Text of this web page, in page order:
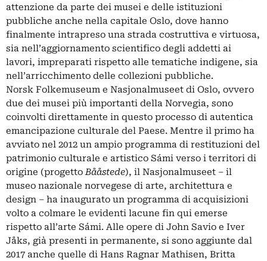
attenzione da parte dei musei e delle istituzioni
pubbliche anche nella capitale Oslo, dove hanno
finalmente intrapreso una strada costruttiva e virtuosa,
sia nell’aggiornamento scientifico degli addetti ai
lavori, impreparati rispetto alle tematiche indigene, sia
nell’arricchimento delle collezioni pubbliche.
Norsk Folkemuseum e Nasjonalmuseet di Oslo, ovvero
due dei musei più importanti della Norvegia, sono
coinvolti direttamente in questo processo di autentica
emancipazione culturale del Paese. Mentre il primo ha
avviato nel 2012 un ampio programma di restituzioni del
patrimonio culturale e artistico Sámi verso i territori di
origine (progettoBååstede), il Nasjonalmuseet – il
museo nazionale norvegese di arte, architettura e
design – ha inaugurato un programma di acquisizioni
volto a colmare le evidenti lacune fin qui emerse
rispetto all’arte Sámi. Alle opere di John Savio e Iver
Jåks, già presenti in permanente, si sono aggiunte dal
2017 anche quelle di Hans Ragnar Mathisen, Britta